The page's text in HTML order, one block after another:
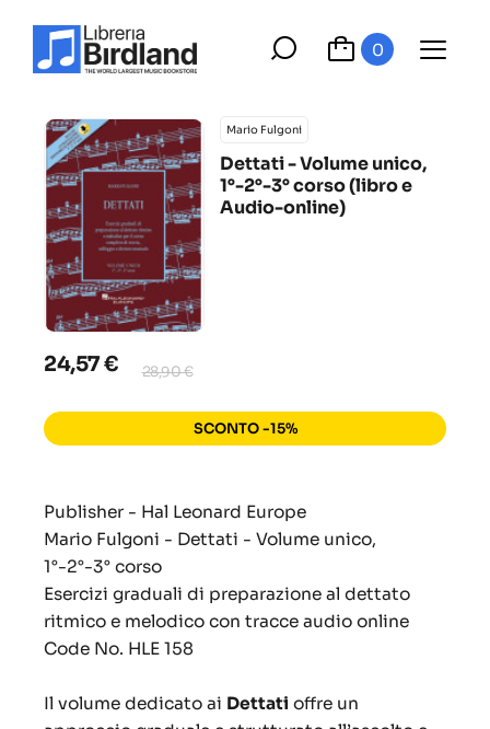
0
Mario Fulgoni
Dettati - Volume unico,
1°-2°-3° corso (libro e
Audio-online)
24,57 € 28,90 €
SCONTO -15%
Publisher - Hal Leonard Europe
Mario Fulgoni - Dettati - Volume unico,
1°-2°-3° corso
Esercizi graduali di preparazione al dettato
ritmico e melodico con tracce audio online
Code No. HLE 158
Il volume dedicato ai Dettati offre un